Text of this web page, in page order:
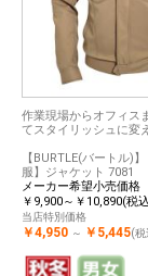
作業現場からオフィス
てスタイリッシュに変
【BURTLE(バートル)
服】ジャケット 7081
メーカー希望小売価格
￥9,900～￥10,890(税
当店特別価格
￥4,950 ～ ￥5,445(税